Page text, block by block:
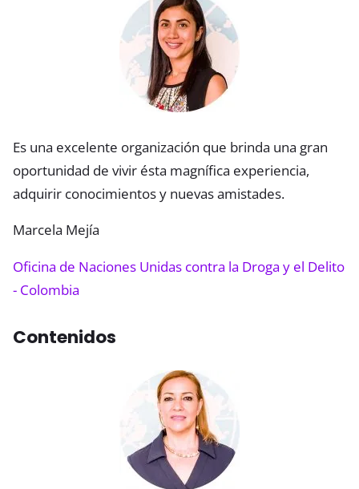
Es una excelente organización que brinda una gran
oportunidad de vivir ésta magnífica experiencia,
adquirir conocimientos y nuevas amistades.
Marcela Mejía
Oficina de Naciones Unidas contra la Droga y el Delito
- Colombia
Contenidos